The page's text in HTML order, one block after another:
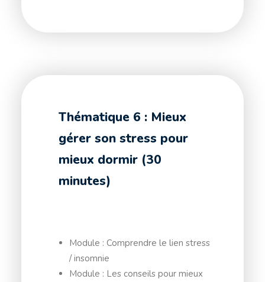
Thématique 6 : Mieux
gérer son stress pour
mieux dormir (30
minutes)
Module : Comprendre le lien stress
/ insomnie
Module : Les conseils pour mieux